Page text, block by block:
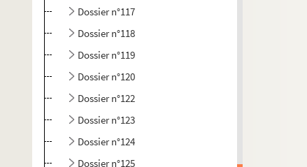
Dossier n°117
Dossier n°118
Dossier n°119
Dossier n°120
Dossier n°122
Dossier n°123
Dossier n°124
Dossier n°125